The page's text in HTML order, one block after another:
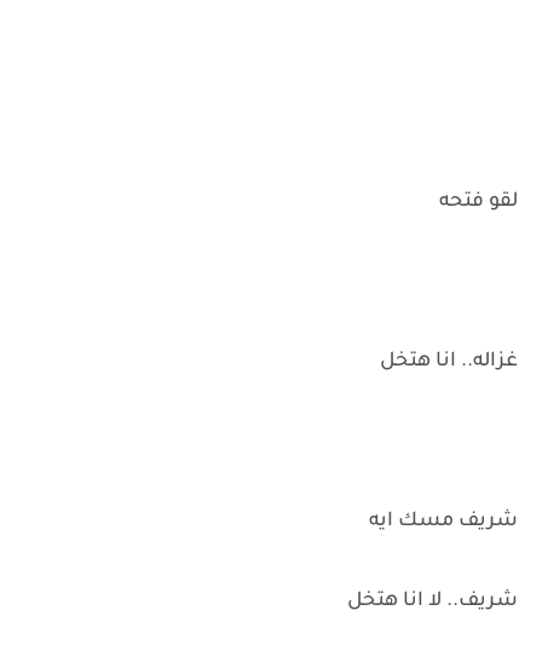
لقو فتحه
غزاله.. انا هتخل
شريف مسك ايه
شريف.. لا انا هتخل